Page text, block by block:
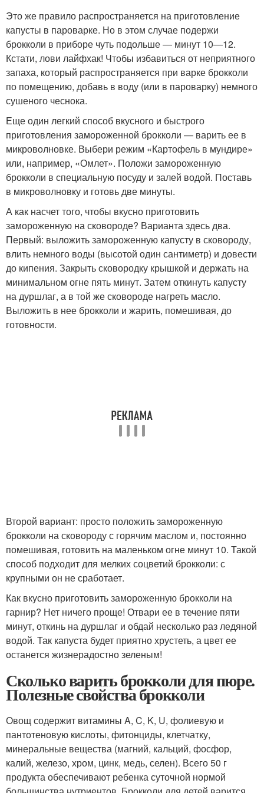
Это же правило распространяется на приготовление
капусты в пароварке. Но в этом случае подержи
брокколи в приборе чуть подольше — минут 10—12.
Кстати, лови лайфхак! Чтобы избавиться от неприятного
запаха, который распространяется при варке брокколи
по помещению, добавь в воду (или в пароварку) немного
сушеного чеснока.
Еще один легкий способ вкусного и быстрого
приготовления замороженной брокколи — варить ее в
микроволновке. Выбери режим «Картофель в мундире»
или, например, «Омлет». Положи замороженную
брокколи в специальную посуду и залей водой. Поставь
в микроволновку и готовь две минуты.
А как насчет того, чтобы вкусно приготовить
замороженную на сковороде? Варианта здесь два.
Первый: выложить замороженную капусту в сковороду,
влить немного воды (высотой один сантиметр) и довести
до кипения. Закрыть сковородку крышкой и держать на
минимальном огне пять минут. Затем откинуть капусту
на дуршлаг, а в той же сковороде нагреть масло.
Выложить в нее брокколи и жарить, помешивая, до
готовности.
Второй вариант: просто положить замороженную
брокколи на сковороду с горячим маслом и, постоянно
помешивая, готовить на маленьком огне минут 10. Такой
способ подходит для мелких соцветий брокколи: с
крупными он не сработает.
Как вкусно приготовить замороженную брокколи на
гарнир? Нет ничего проще! Отвари ее в течение пяти
минут, откинь на дуршлаг и обдай несколько раз ледяной
водой. Так капуста будет приятно хрустеть, а цвет ее
останется жизнерадостно зеленым!
Сколько варить брокколи для пюре.
Полезные свойства брокколи
Овощ содержит витамины A, C, K, U, фолиевую и
пантотеновую кислоты, фитонциды, клетчатку,
минеральные вещества (магний, кальций, фосфор,
калий, железо, хром, цинк, медь, селен). Всего 50 г
продукта обеспечивают ребенка суточной нормой